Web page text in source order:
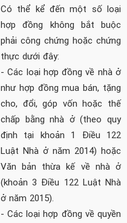
Có thể kể đến một số loại
hợp đồng không bắt buộc
phải công chứng hoặc chứng
thực dưới đây:
- Các loại hợp đồng về nhà ở
như hợp đồng mua bán, tặng
cho, đổi, góp vốn hoặc thế
chấp bằng nhà ở (theo quy
định tại khoản 1 Điều 122
Luật Nhà ở năm 2014) hoặc
Văn bản thừa kế về nhà ở
(khoản 3 Điều 122 Luật Nhà
ở năm 2015).
- Các loại hợp đồng về quyền